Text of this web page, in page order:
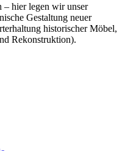
– hier legen wir unser
Gestaltung neuer
historischer Möbel,
Rekonstruktion).